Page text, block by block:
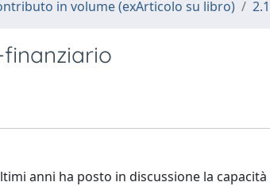
in volume (exArticolo su libro)
anni ha posto in discussione la